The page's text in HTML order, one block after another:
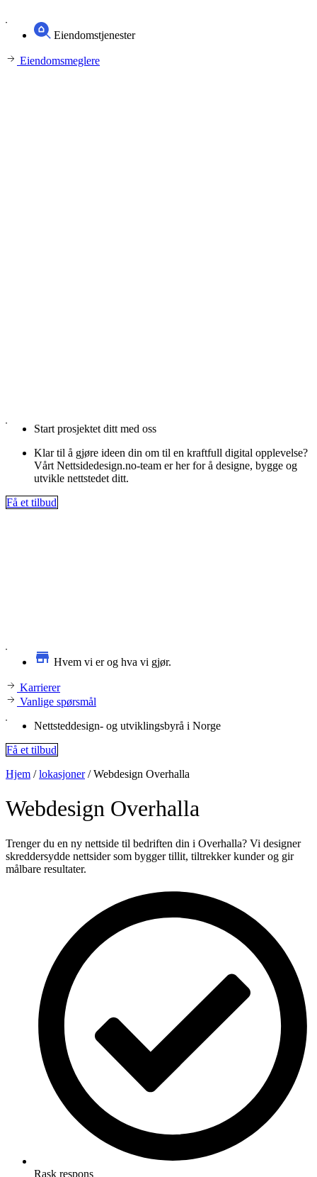
Eiendomstjenester
Eiendomsmeglere
Start prosjektet ditt med oss
Klar til å gjøre ideen din om til en kraftfull digital opplevelse?
Vårt Nettsidedesign.no-team er her for å designe, bygge og
utvikle nettstedet ditt.
Få et tilbud
Hvem vi er og hva vi gjør.
Karrierer
Vanlige spørsmål
Nettsteddesign- og utviklingsbyrå i Norge
Få et tilbud
Hjem /lokasjoner/Webdesign Overhalla
Webdesign Overhalla
Trenger du en ny nettside til bedriften din i Overhalla? Vi designer
skreddersydde nettsider som bygger tillit, tiltrekker kunder og gir
målbare resultater.
Rask respons